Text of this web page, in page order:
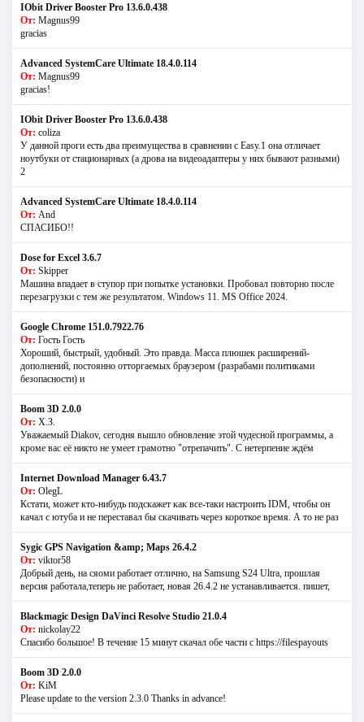
IObit Driver Booster Pro 13.6.0.438
От: Magnus99
gracias
Advanced SystemCare Ultimate 18.4.0.114
От: Magnus99
gracias!
IObit Driver Booster Pro 13.6.0.438
От: coliza
У данной проги есть два преимущества в сравнении с Easy.1 она отличает
ноутбуки от стационарных (а дрова на видеоадаптеры у них бывают разными)
2
Advanced SystemCare Ultimate 18.4.0.114
От: And
СПАСИБО!!
Dose for Excel 3.6.7
От: Skipper
Машина впадает в ступор при попытке установки. Пробовал повторно после
перезагрузки с тем же результатом. Windows 11. MS Offiсe 2024.
Google Chrome 151.0.7922.76
От: Гость Гость
Хороший, быстрый, удобный. Это правда. Масса плюшек расширений-
дополнений, постоянно отторгаемых браузером (разрабами политиками
безопасности) и
Boom 3D 2.0.0
От: Х.З.
Уважаемый Diakov, сегодня вышло обновление этой чудесной программы, а
кроме вас её никто не умеет грамотно "отрепачить". С нетерпение ждём
Internet Download Manager 6.43.7
От: OlegL
Кстати, может кто-нибудь подскажет как все-таки настроить IDM, чтобы он
качал с ютуба и не переставал бы скачивать через короткое время. А то не раз
Sygic GPS Navigation &amp; Maps 26.4.2
От: viktor58
Добрый день, на сяоми работает отлично, на Samsung S24 Ultra, прошлая
версия работала,теперь не работает, новая 26.4.2 не устанавливается. пишет,
Blackmagic Design DaVinci Resolve Studio 21.0.4
От: nickolay22
Спасибо большое! В течение 15 минут скачал обе части с https://filespayouts
Boom 3D 2.0.0
От: KiM
Please update to the version 2.3.0 Thanks in advance!